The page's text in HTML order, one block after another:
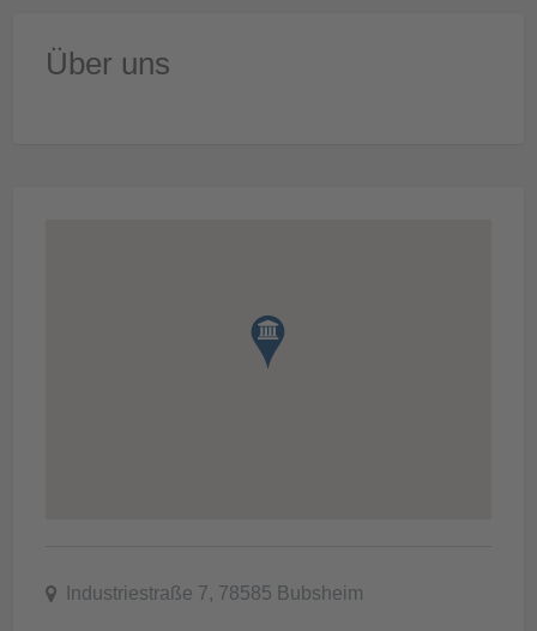
Über uns
Industriestraße 7, 78585 Bubsheim